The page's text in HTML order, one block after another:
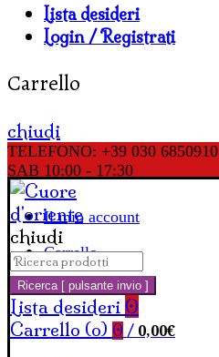
Lista desideri
Login / Registrati
Carrello
chiudi
TELEFONO: +39 030 6850910
SAB 10:00 - 17:30
Il mio account
Carrello
chiudi
Cerca:
Ricerca [ pulsante invio ]
Lista desideri 0
Carrello (o) 0 / 0,00€